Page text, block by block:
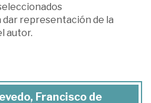
representación de la
autor.
Francisco de